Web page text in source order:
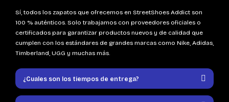
Sí, todos los zapatos que ofrecemos en StreetShoes Addict son
100 % auténticos. Solo trabajamos con proveedores oficiales o
certificados para garantizar productos nuevos y de calidad que
cumplen con los estándares de grandes marcas como Nike, Adidas,
Timberland, UGG y muchas más.
¿Cuales son los tiempos de entrega?